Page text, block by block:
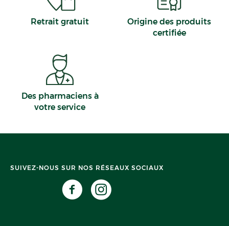
Retrait gratuit
Origine des produits
certifiée
Des pharmaciens à
votre service
SUIVEZ-NOUS SUR NOS RÉSEAUX SOCIAUX